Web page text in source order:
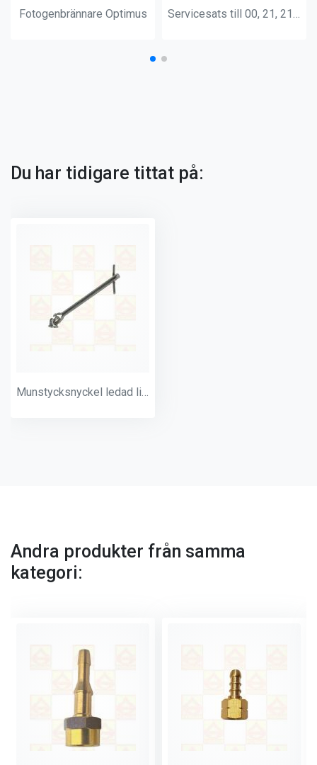
Fotogenbrännare Optimus Servicesats till 00, 21, 210, 121
Du har tidigare tittat på:
Munstycksnyckel ledad liten
Andra produkter från samma
kategori: